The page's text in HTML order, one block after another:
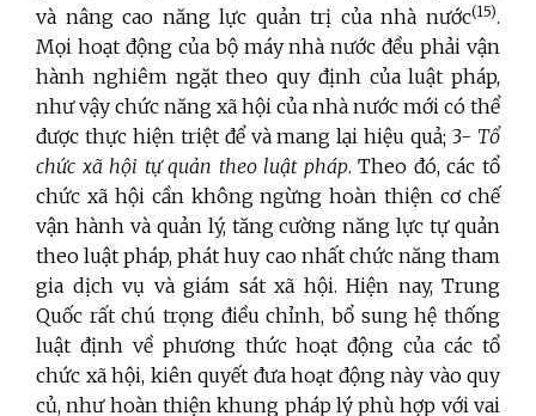
và nâng cao năng lực quản trị của nhà nước(15).
Mọi hoạt động của bộ máy nhà nước đều phải vận
hành nghiêm ngặt theo quy định của luật pháp,
như vậy chức năng xã hội của nhà nước mới có thể
được thực hiện triệt để và mang lại hiệu quả; 3- Tổ
chức xã hội tự quản theo luật pháp. Theo đó, các tổ
chức xã hội cần không ngừng hoàn thiện cơ chế
vận hành và quản lý, tăng cường năng lực tự quản
theo luật pháp, phát huy cao nhất chức năng tham
gia dịch vụ và giám sát xã hội. Hiện nay, Trung
Quốc rất chú trọng điều chỉnh, bổ sung hệ thống
luật định về phương thức hoạt động của các tổ
chức xã hội, kiên quyết đưa hoạt động này vào quy
củ, như hoàn thiện khung pháp lý phù hợp với vai